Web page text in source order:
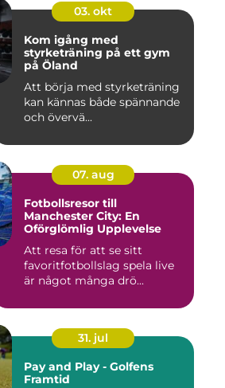
03. okt
Kom igång med
styrketräning på ett gym
på Öland
Att börja med styrketräning
kan kännas både spännande
och övervä...
07. aug
Fotbollsresor till
Manchester City: En
Oförglömlig Upplevelse
Att resa för att se sitt
favoritfotbollslag spela live
är något många drö...
31. jul
Pay and Play - Golfens
Framtid